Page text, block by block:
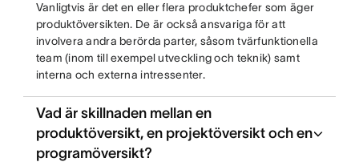
Vanligtvis är det en eller flera produktchefer som äger
produktöversikten. De är också ansvariga för att
involvera andra berörda parter, såsom tvärfunktionella
team (inom till exempel utveckling och teknik) samt
interna och externa intressenter.
Vad är skillnaden mellan en
produktöversikt, en projektöversikt och en
programöversikt?